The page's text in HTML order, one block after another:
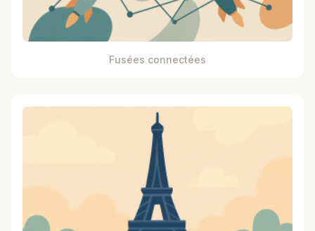
Fusées connectées